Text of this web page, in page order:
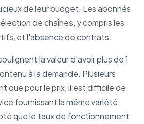
de leur budget. Les abonnés
de chaînes, y compris les
et l'absence de contrats.
la valeur d'avoir plus de 1
à la demande. Plusieurs
que pour le prix, il est difficile de
fournissant la même variété.
que le taux de fonctionnement